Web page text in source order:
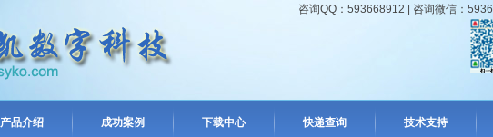
咨询QQ：593668912 | 咨询微信：
产品介绍 成功案例 下载中心 快递查询 技术支持